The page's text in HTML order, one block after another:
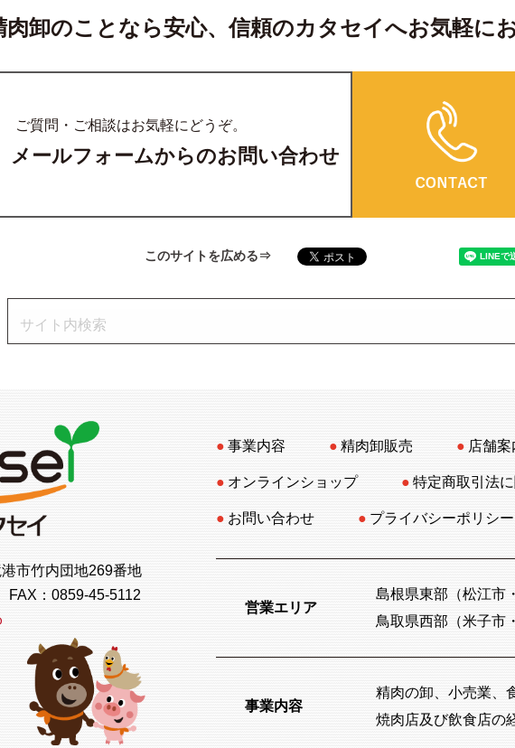
肉卸のことなら安心、信頼のカタセイへお気軽に
ご質問・ご相談はお気軽にどうぞ。
メールフォームからのお問い合わせ
このサイトを広める
市竹内団地269番地
FAX：0859-45-5112
事業内容 精肉卸販売 店舗案
オンラインショップ 特定商取引法
お問い合わせ プライバシーポリシー
営業エリア
島根県東部（松江市
鳥取県西部（米子市
事業内容
精肉の卸、小売業、
焼肉店及び飲食店の